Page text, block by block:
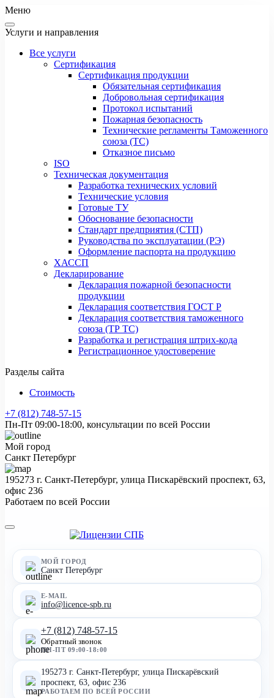
Меню
Услуги и направления
Все услуги
Сертификация
Сертификация продукции
Обязательная сертификация
Добровольная сертификация
Протокол испытаний
Пожарная безопасность
Технические регламенты Таможенного
союза (ТС)
Отказное письмо
ISO
Техническая документация
Разработка технических условий
Технические условия
Готовые ТУ
Обоснование безопасности
Стандарт предприятия (СТП)
Руководства по эксплуатации (РЭ)
Оформление паспорта на продукцию
ХАССП
Декларирование
Декларация пожарной безопасности
продукции
Декларация соответствия ГОСТ Р
Декларация соответствия таможенного
союза (ТР ТС)
Разработка и регистрация штрих-кода
Регистрационное удостоверение
Разделы сайта
Стоимость
+7 (812) 748-57-15
Пн-Пт 09:00-18:00, консультации по всей России
Мой город
Санкт Петербург
195273 г. Санкт-Петербург, улица Пискарёвский проспект, 63,
офис 236
Работаем по всей России
МОЙ ГОРОД
Санкт Петербург
E-MAIL
info@licence-spb.ru
+7 (812) 748-57-15
Обратный звонок
ПН-ПТ 09:00-18:00
195273 г. Санкт-Петербург, улица Пискарёвский
проспект, 63, офис 236
РАБОТАЕМ ПО ВСЕЙ РОССИИ